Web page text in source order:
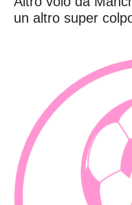
un altro super